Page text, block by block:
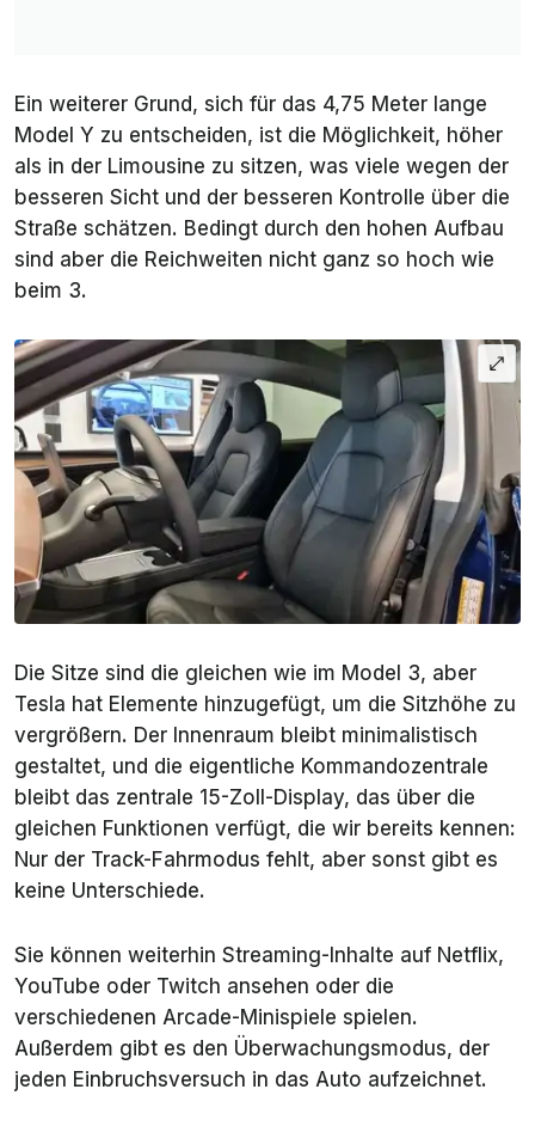
Ein weiterer Grund, sich für das 4,75 Meter lange
Model Y zu entscheiden, ist die Möglichkeit, höher
als in der Limousine zu sitzen, was viele wegen der
besseren Sicht und der besseren Kontrolle über die
Straße schätzen. Bedingt durch den hohen Aufbau
sind aber die Reichweiten nicht ganz so hoch wie
beim 3.
Die Sitze sind die gleichen wie im Model 3, aber
Tesla hat Elemente hinzugefügt, um die Sitzhöhe zu
vergrößern. Der Innenraum bleibt minimalistisch
gestaltet, und die eigentliche Kommandozentrale
bleibt das zentrale 15-Zoll-Display, das über die
gleichen Funktionen verfügt, die wir bereits kennen:
Nur der Track-Fahrmodus fehlt, aber sonst gibt es
keine Unterschiede.
Sie können weiterhin Streaming-Inhalte auf Netflix,
YouTube oder Twitch ansehen oder die
verschiedenen Arcade-Minispiele spielen.
Außerdem gibt es den Überwachungsmodus, der
jeden Einbruchsversuch in das Auto aufzeichnet.